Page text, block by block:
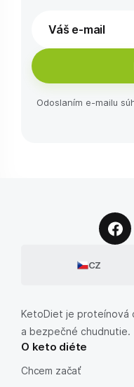
Odoslaním e-⁠mailu
CZ
KetoDiet je proteínová
a bezpečné chudnutie.
O keto diéte
Chcem začať